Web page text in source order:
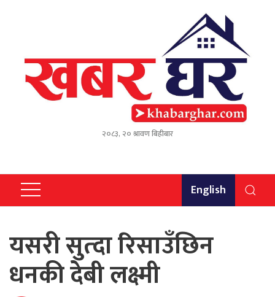
२०८३, २० श्रावण बिहीबार
English
यसरी सुत्दा रिसाउँछिन
धनकी देबी लक्ष्मी